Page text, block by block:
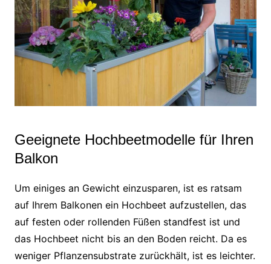
Geeignete Hochbeetmodelle für Ihren
Balkon
Um einiges an Gewicht einzusparen, ist es ratsam
auf Ihrem Balkonen ein Hochbeet aufzustellen, das
auf festen oder rollenden Füßen standfest ist und
das Hochbeet nicht bis an den Boden reicht. Da es
weniger Pflanzensubstrate zurückhält, ist es leichter.